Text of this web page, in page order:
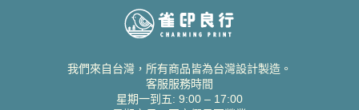
我們來自台灣，所有商品皆為台灣設計製造。
客服服務時間
星期一到五: 9:00 – 17:00